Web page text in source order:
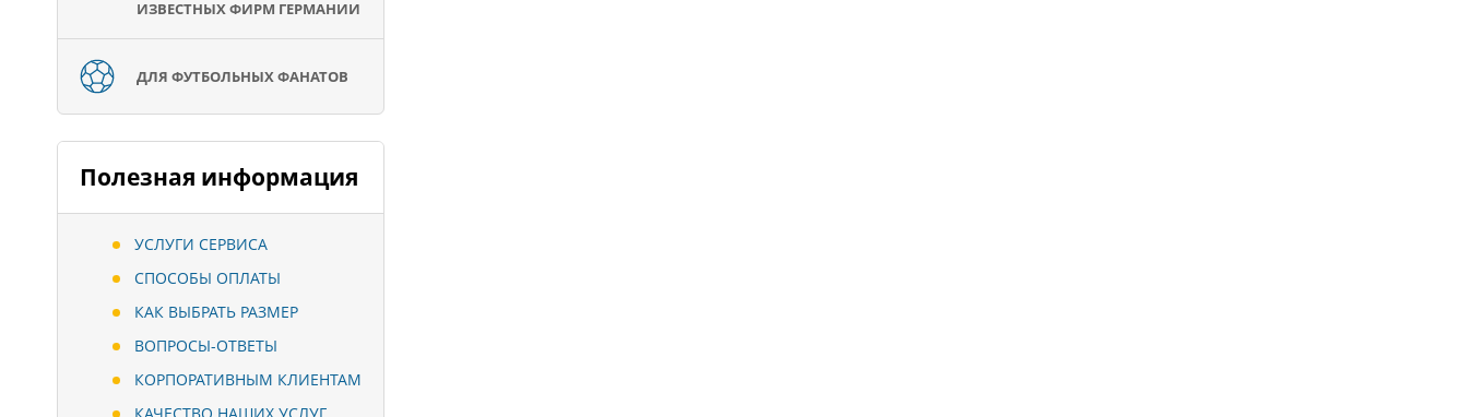
ИЗВЕСТНЫХ ФИРМ ГЕРМАНИИ
ДЛЯ ФУТБОЛЬНЫХ ФАНАТОВ
Полезная информация
УСЛУГИ СЕРВИСА
СПОСОБЫ ОПЛАТЫ
КАК ВЫБРАТЬ РАЗМЕР
ВОПРОСЫ-ОТВЕТЫ
КОРПОРАТИВНЫМ КЛИЕНТАМ